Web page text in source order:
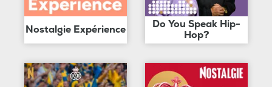
Nostalgie Expérience
Do You Speak Hip-
Hop?